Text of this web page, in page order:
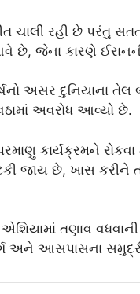
રહી છે પરંતુ
છે, જેના કારણે
અસર દુનિયાના તેલ
અવરોધ આવ્યો છે.
કાર્યક્રમને
જાય છે, ખાસ કરીને
એશિયામાં તણાવ
અને આસપાસના સમુદ્રી